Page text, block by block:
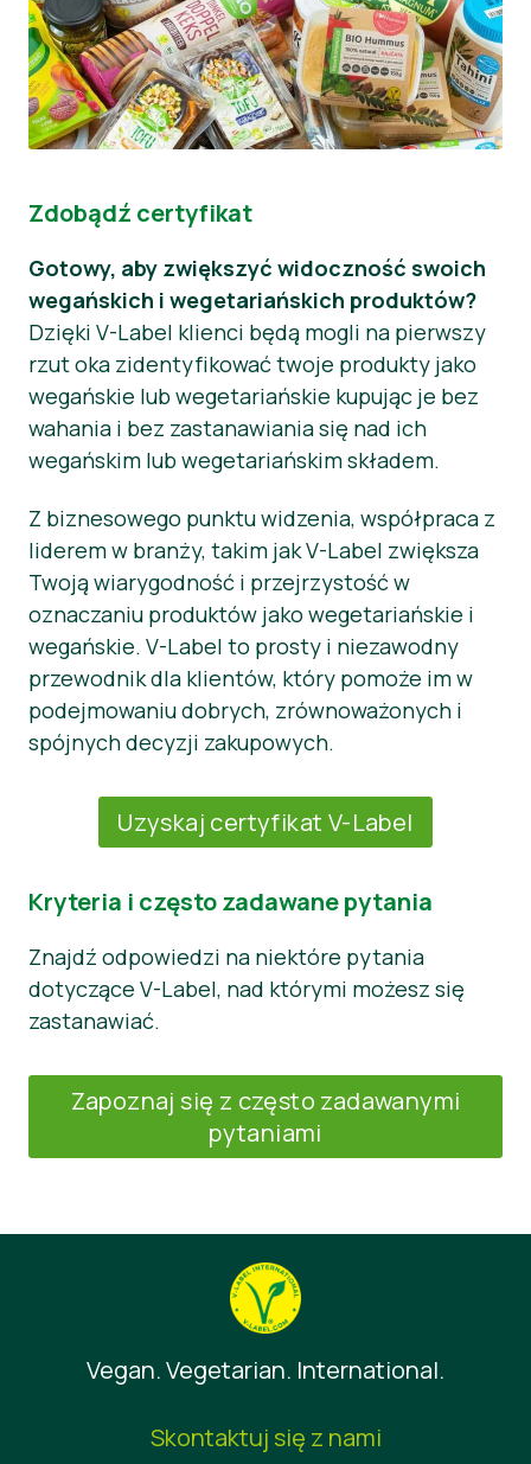
Zdobądź certyfikat
Gotowy, aby zwiększyć widoczność swoich
wegańskich i wegetariańskich produktów?
Dzięki V-Label klienci będą mogli na pierwszy
rzut oka zidentyfikować twoje produkty jako
wegańskie lub wegetariańskie kupując je bez
wahania i bez zastanawiania się nad ich
wegańskim lub wegetariańskim składem.
Z biznesowego punktu widzenia, współpraca z
liderem w branży, takim jak V-Label zwiększa
Twoją wiarygodność i przejrzystość w
oznaczaniu produktów jako wegetariańskie i
wegańskie. V-Label to prosty i niezawodny
przewodnik dla klientów, który pomoże im w
podejmowaniu dobrych, zrównoważonych i
spójnych decyzji zakupowych.
Uzyskaj certyfikat V-Label
Kryteria i często zadawane pytania
Znajdź odpowiedzi na niektóre pytania
dotyczące V-Label, nad którymi możesz się
zastanawiać.
Zapoznaj się z często zadawanymi
pytaniami
Vegan. Vegetarian. International.
Skontaktuj się z nami